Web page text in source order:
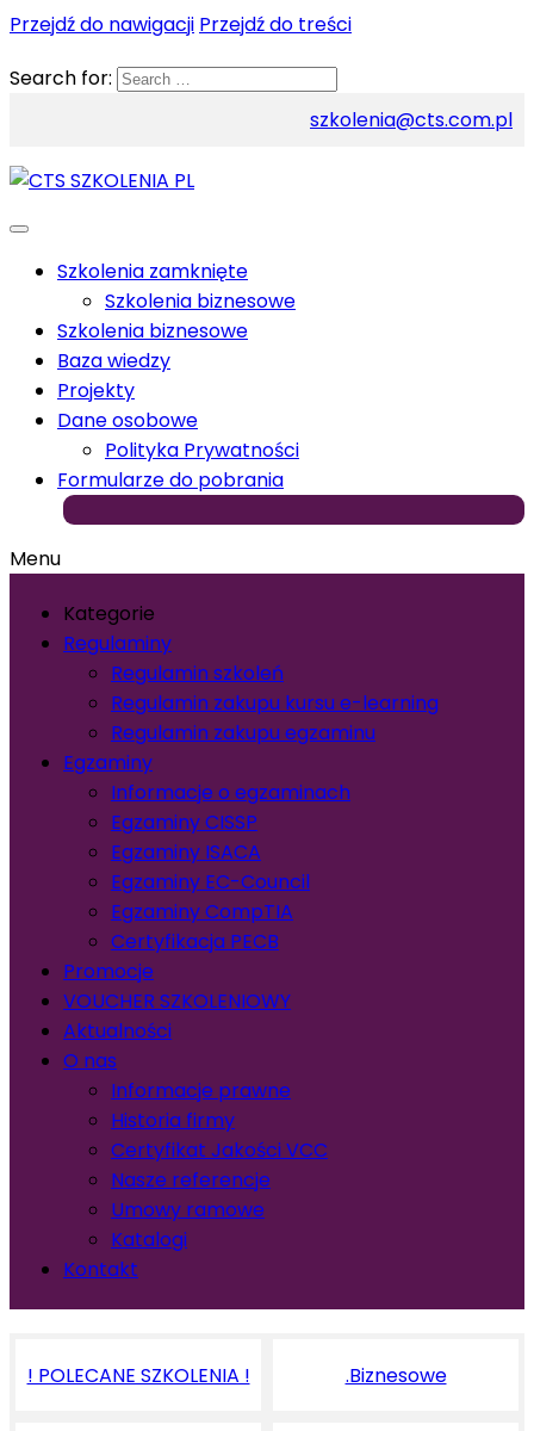
Przejdź do nawigacji Przejdź do treści
Search for:
szkolenia@cts.com.pl
Szkolenia zamknięte
Szkolenia biznesowe
Szkolenia biznesowe
Baza wiedzy
Projekty
Dane osobowe
Polityka Prywatności
Formularze do pobrania
Menu
Kategorie
Regulaminy
Regulamin szkoleń
Regulamin zakupu kursu e-learning
Regulamin zakupu egzaminu
Egzaminy
Informacje o egzaminach
Egzaminy CISSP
Egzaminy ISACA
Egzaminy EC-Council
Egzaminy CompTIA
Certyfikacja PECB
Promocje
VOUCHER SZKOLENIOWY
Aktualności
O nas
Informacje prawne
Historia firmy
Certyfikat Jakości VCC
Nasze referencje
Umowy ramowe
Katalogi
Kontakt
! POLECANE SZKOLENIA ! .Biznesowe